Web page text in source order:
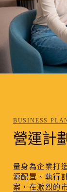
BUSINESS
營運計
量身為企業打
源配置、執行
案，在激烈的